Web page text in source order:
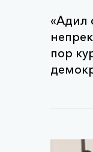
«Адил
пор